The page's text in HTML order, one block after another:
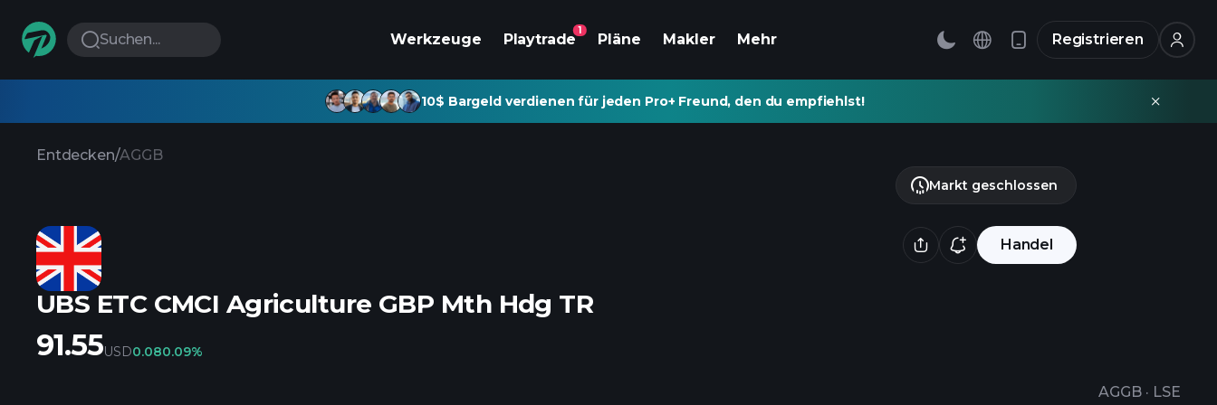
Suchen... Werkzeuge Playtrade
1
Pläne Makler Mehr Registrieren
10$ Bargeld verdienen für jeden Pro+ Freund, den du empfiehlst!
Entdecken/AGGB
Handel
UBS ETC CMCI Agriculture GBP Mth Hdg TR
AGGB · LSE
Markt geschlossen
91.55USD0.080.09%